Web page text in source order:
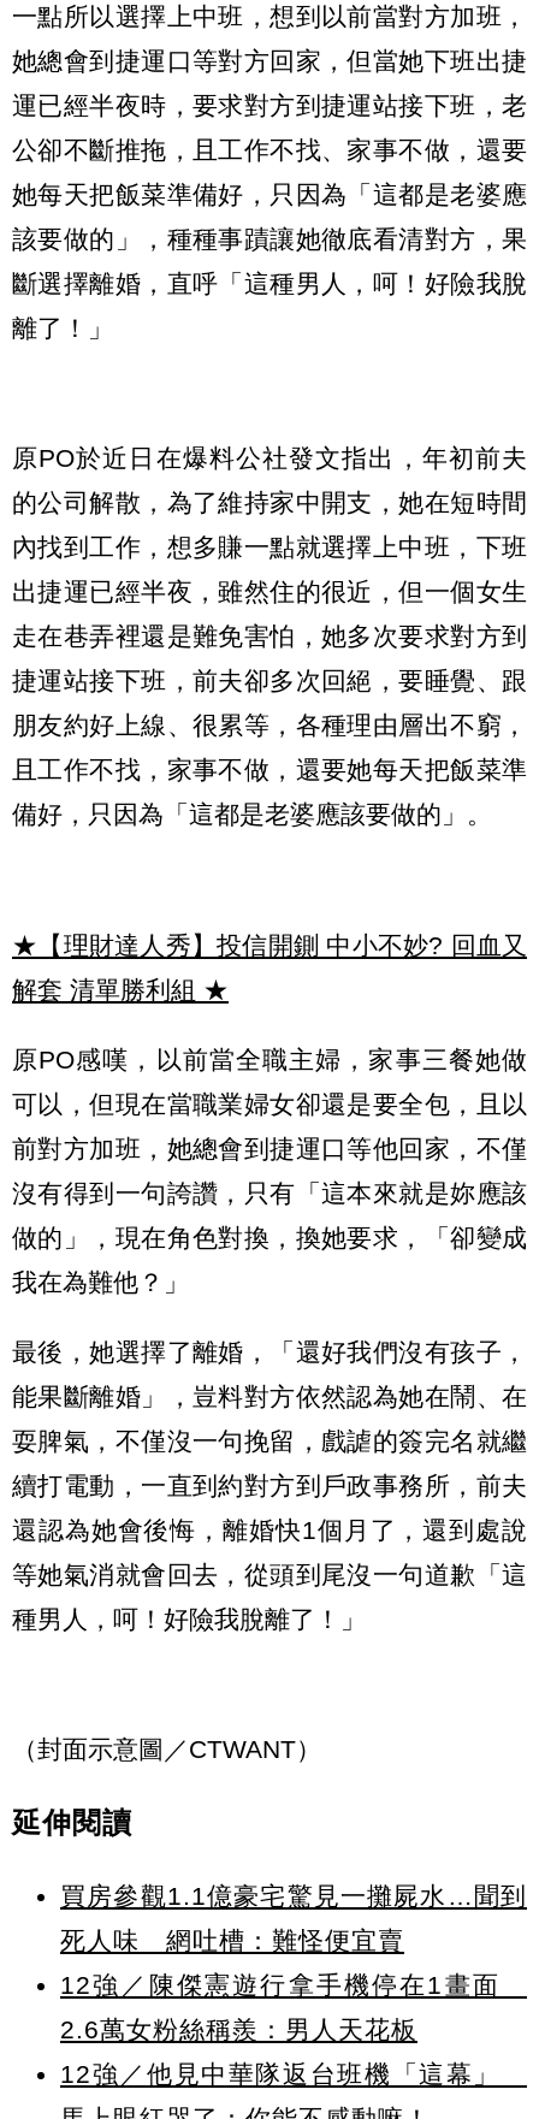
一點所以選擇上中班，想到以前當對方加班，
她總會到捷運口等對方回家，但當她下班出捷
運已經半夜時，要求對方到捷運站接下班，老
公卻不斷推拖，且工作不找、家事不做，還要
她每天把飯菜準備好，只因為「這都是老婆應
該要做的」，種種事蹟讓她徹底看清對方，果
斷選擇離婚，直呼「這種男人，呵！好險我脫
離了！」
原PO於近日在爆料公社發文指出，年初前夫
的公司解散，為了維持家中開支，她在短時間
內找到工作，想多賺一點就選擇上中班，下班
出捷運已經半夜，雖然住的很近，但一個女生
走在巷弄裡還是難免害怕，她多次要求對方到
捷運站接下班，前夫卻多次回絕，要睡覺、跟
朋友約好上線、很累等，各種理由層出不窮，
且工作不找，家事不做，還要她每天把飯菜準
備好，只因為「這都是老婆應該要做的」。
★【理財達人秀】投信開鍘 中小不妙? 回血又
解套 清單勝利組 ★
原PO感嘆，以前當全職主婦，家事三餐她做
可以，但現在當職業婦女卻還是要全包，且以
前對方加班，她總會到捷運口等他回家，不僅
沒有得到一句誇讚，只有「這本來就是妳應該
做的」，現在角色對換，換她要求，「卻變成
我在為難他？」
最後，她選擇了離婚，「還好我們沒有孩子，
能果斷離婚」，豈料對方依然認為她在鬧、在
耍脾氣，不僅沒一句挽留，戲謔的簽完名就繼
續打電動，一直到約對方到戶政事務所，前夫
還認為她會後悔，離婚快1個月了，還到處說
等她氣消就會回去，從頭到尾沒一句道歉「這
種男人，呵！好險我脫離了！」
（封面示意圖／CTWANT）
延伸閱讀
買房參觀1.1億豪宅驚見一攤屍水…聞到
死人味 網吐槽：難怪便宜賣
12強／陳傑憲遊行拿手機停在1畫面
2.6萬女粉絲稱羨：男人天花板
12強／他見中華隊返台班機「這幕」